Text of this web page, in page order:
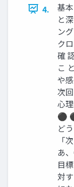
4.
基
と
ン
ク
確
こ
や
次
心
⚫
ど
「
あ
目
対